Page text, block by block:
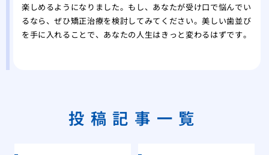
楽しめるようになりました。もし、あなたが受け口で悩んでい
るなら、ぜひ矯正治療を検討してみてください。美しい歯並び
を手に入れることで、あなたの人生はきっと変わるはずです。
投稿記事一覧